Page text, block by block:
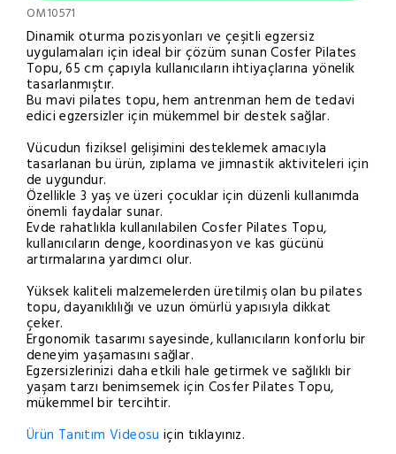
OM10571
Dinamik oturma pozisyonları ve çeşitli egzersiz
uygulamaları için ideal bir çözüm sunan Cosfer Pilates
Topu, 65 cm çapıyla kullanıcıların ihtiyaçlarına yönelik
tasarlanmıştır.
Bu mavi pilates topu, hem antrenman hem de tedavi
edici egzersizler için mükemmel bir destek sağlar.
Vücudun fiziksel gelişimini desteklemek amacıyla
tasarlanan bu ürün, zıplama ve jimnastik aktiviteleri için
de uygundur.
Özellikle 3 yaş ve üzeri çocuklar için düzenli kullanımda
önemli faydalar sunar.
Evde rahatlıkla kullanılabilen Cosfer Pilates Topu,
kullanıcıların denge, koordinasyon ve kas gücünü
artırmalarına yardımcı olur.
Yüksek kaliteli malzemelerden üretilmiş olan bu pilates
topu, dayanıklılığı ve uzun ömürlü yapısıyla dikkat
çeker.
Ergonomik tasarımı sayesinde, kullanıcıların konforlu bir
deneyim yaşamasını sağlar.
Egzersizlerinizi daha etkili hale getirmek ve sağlıklı bir
yaşam tarzı benimsemek için Cosfer Pilates Topu,
mükemmel bir tercihtir.
Ürün Tanıtım Videosuiçin tıklayınız.